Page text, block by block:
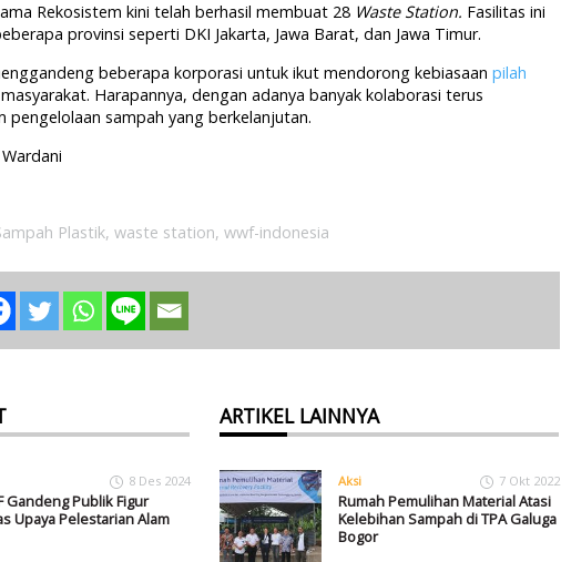
Rekosistem kini telah berhasil membuat 28 Waste Station. Fasilitas ini
provinsi seperti DKI Jakarta, Jawa Barat, dan Jawa Timur.
beberapa korporasi untuk ikut mendorong kebiasaan pilah
Harapannya, dengan adanya banyak kolaborasi terus
pengelolaan sampah yang berkelanjutan.
Plastik, waste station, wwf-indonesia
8 Des 2024
Gandeng Publik Figur
Upaya Pelestarian Alam
ARTIKEL LAINNYA
Aksi 7 Okt 2022
Rumah Pemulihan Material Atasi
Kelebihan Sampah di TPA Galuga
Bogor